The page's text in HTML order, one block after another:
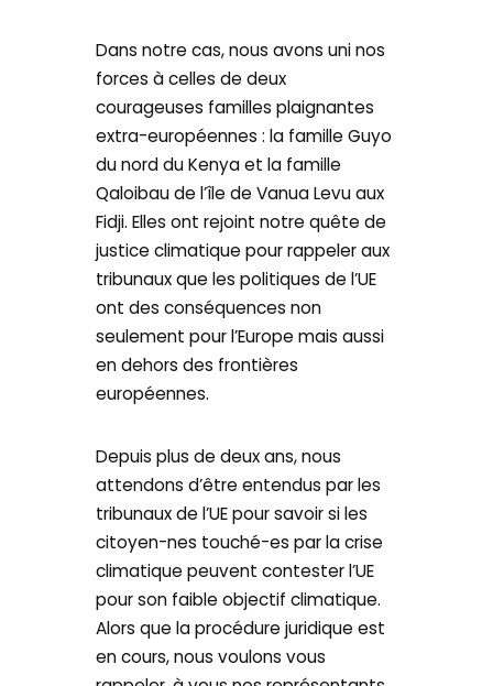
Dans notre cas, nous avons uni nos
forces à celles de deux
courageuses familles plaignantes
extra-européennes : la famille Guyo
du nord du Kenya et la famille
Qaloibau de l’île de Vanua Levu aux
Fidji. Elles ont rejoint notre quête de
justice climatique pour rappeler aux
tribunaux que les politiques de l’UE
ont des conséquences non
seulement pour l’Europe mais aussi
en dehors des frontières
européennes.
Depuis plus de deux ans, nous
attendons d’être entendus par les
tribunaux de l’UE pour savoir si les
citoyen-nes touché-es par la crise
climatique peuvent contester l’UE
pour son faible objectif climatique.
Alors que la procédure juridique est
en cours, nous voulons vous